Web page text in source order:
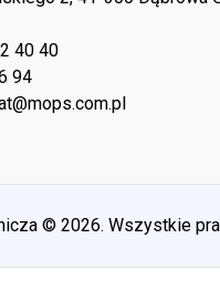
40 40
94
© 2026. Wszystkie